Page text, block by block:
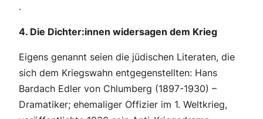
.
4. Die Dichter:innen widersagen dem Krieg
Eigens genannt seien die jüdischen Literaten, die
sich dem Kriegswahn entgegenstellten: Hans
Bardach Edler von Chlumberg (1897-1930) –
Dramatiker; ehemaliger Offizier im 1. Weltkrieg,